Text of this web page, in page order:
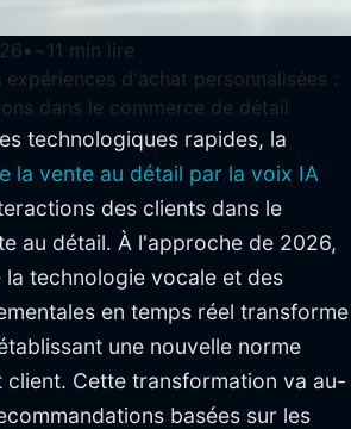
• ~11 min lire
d'achat personnalisées :
dans le commerce de détail
technologiques rapides, la
la vente au détail par la voix IA
des clients dans le
au détail. À l'approche de 2026,
technologie vocale et des
en temps réel transforme
une nouvelle norme
client. Cette transformation va au-
basées sur les